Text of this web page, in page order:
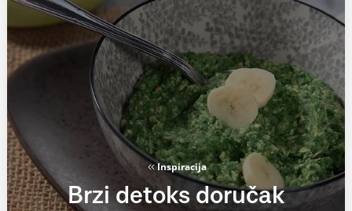
Inspiracija
Brzi detoks doručak